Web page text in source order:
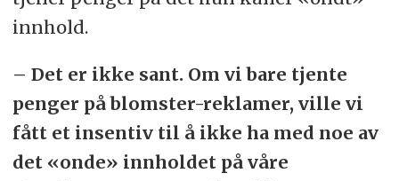
innhold.
– Det er ikke sant. Om vi bare tjente
penger på blomster-reklamer, ville vi
fått et insentiv til å ikke ha med noe av
det «onde» innholdet på våre